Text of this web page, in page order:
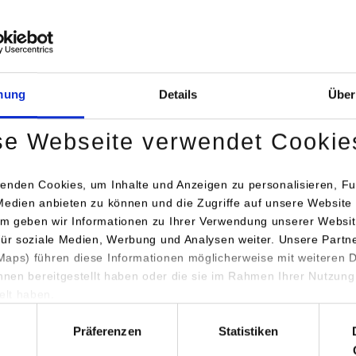
Details
Webseite verwendet
Cookies, um Inhalte und Anzeigen zu personalisieren,
anbieten zu können und die Zugriffe auf unsere Website
geben wir Informationen zu Ihrer Verwendung unserer
soziale Medien, Werbung und Analysen weiter. Unsere
führen diese Informationen möglicherweise mit weiteren
bereitgestellt haben oder die sie im Rahmen Ihrer
Präferenzen Statistiken
Rabattaktionen oder Events im Verkaufsraum.
zu diskutieren. Die Bekanntgabe der drei besten
begeistert von den Eindrücken und Ideen der Studierenden.
die Ergebnisse der Studierenden auf der Internationalen
vor.
for: Show larger version for: Show larger
for: Show larger version for: Show larger